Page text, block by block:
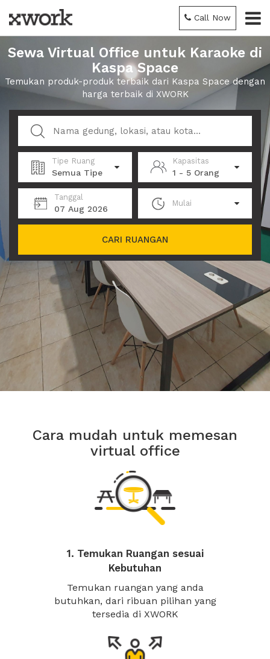
Call Now
Sewa Virtual Office untuk Karaoke di
Kaspa Space
Temukan produk-produk terbaik dari Kaspa Space dengan
harga terbaik di XWORK
Tipe Ruang
Semua Tipe
Kapasitas
1 - 5 Orang
Tanggal
07 Aug 2026
Mulai
CARI RUANGAN
Cara mudah untuk memesan
virtual office
1. Temukan Ruangan sesuai
Kebutuhan
Temukan ruangan yang anda
butuhkan, dari ribuan pilihan yang
tersedia di XWORK